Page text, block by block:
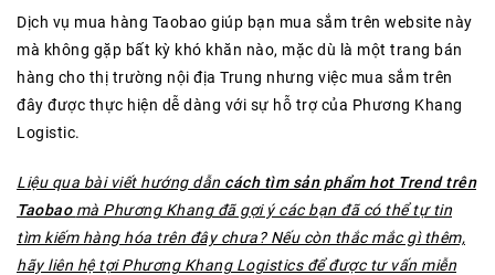
Dịch vụ mua hàng Taobao giúp bạn mua sắm trên website này
mà không gặp bất kỳ khó khăn nào, mặc dù là một trang bán
hàng cho thị trường nội địa Trung nhưng việc mua sắm trên
đây được thực hiện dễ dàng với sự hỗ trợ của Phương Khang
Logistic.
Liệu qua bài viết hướng dẫn cách tìm sản phẩm hot Trend trên
Taobao mà Phương Khang đã gợi ý các bạn đã có thể tự tin
tìm kiếm hàng hóa trên đây chưa? Nếu còn thắc mắc gì thêm,
hãy liên hệ tợi Phương Khang Logistics để được tư vấn miễn